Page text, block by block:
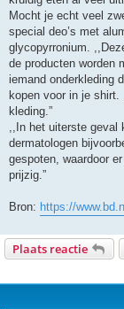
Mocht je echt veel
special deo’s met
glycopyrronium.
de producten worden
iemand onderkleding
kopen voor in je
kleding.”
,,In het uiterste geval
dermatologen
gespoten, waardoor
prijzig.”
Bron: https://
Plaats reactie